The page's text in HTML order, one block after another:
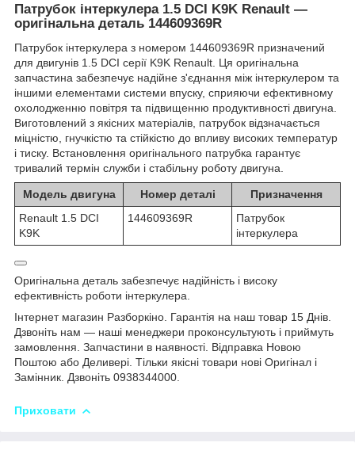
Патрубок інтеркулера 1.5 DCI K9K Renault —
оригінальна деталь 144609369R
Патрубок інтеркулера з номером 144609369R призначений
для двигунів 1.5 DCI серії K9K Renault. Ця оригінальна
запчастина забезпечує надійне з'єднання між інтеркулером та
іншими елементами системи впуску, сприяючи ефективному
охолодженню повітря та підвищенню продуктивності двигуна.
Виготовлений з якісних матеріалів, патрубок відзначається
міцністю, гнучкістю та стійкістю до впливу високих температур
і тиску. Встановлення оригінального патрубка гарантує
тривалий термін служби і стабільну роботу двигуна.
Модель двигуна Номер деталі
Призначення
Renault 1.5 DCI
K9K
144609369R
Патрубок
інтеркулера
Оригінальна деталь забезпечує надійність і високу
ефективність роботи інтеркулера.
Інтернет магазин Разборкіно. Гарантія на наш товар 15 Днів.
Дзвоніть нам — наші менеджери проконсультують і приймуть
замовлення. Запчастини в наявності. Відправка Новою
Поштою або Деливері. Тільки якісні товари нові Оригінал і
Замінник. Дзвоніть 0938344000.
Приховати